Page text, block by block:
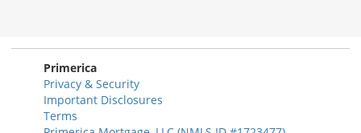
Primerica
Privacy & Security
Important Disclosures
Terms